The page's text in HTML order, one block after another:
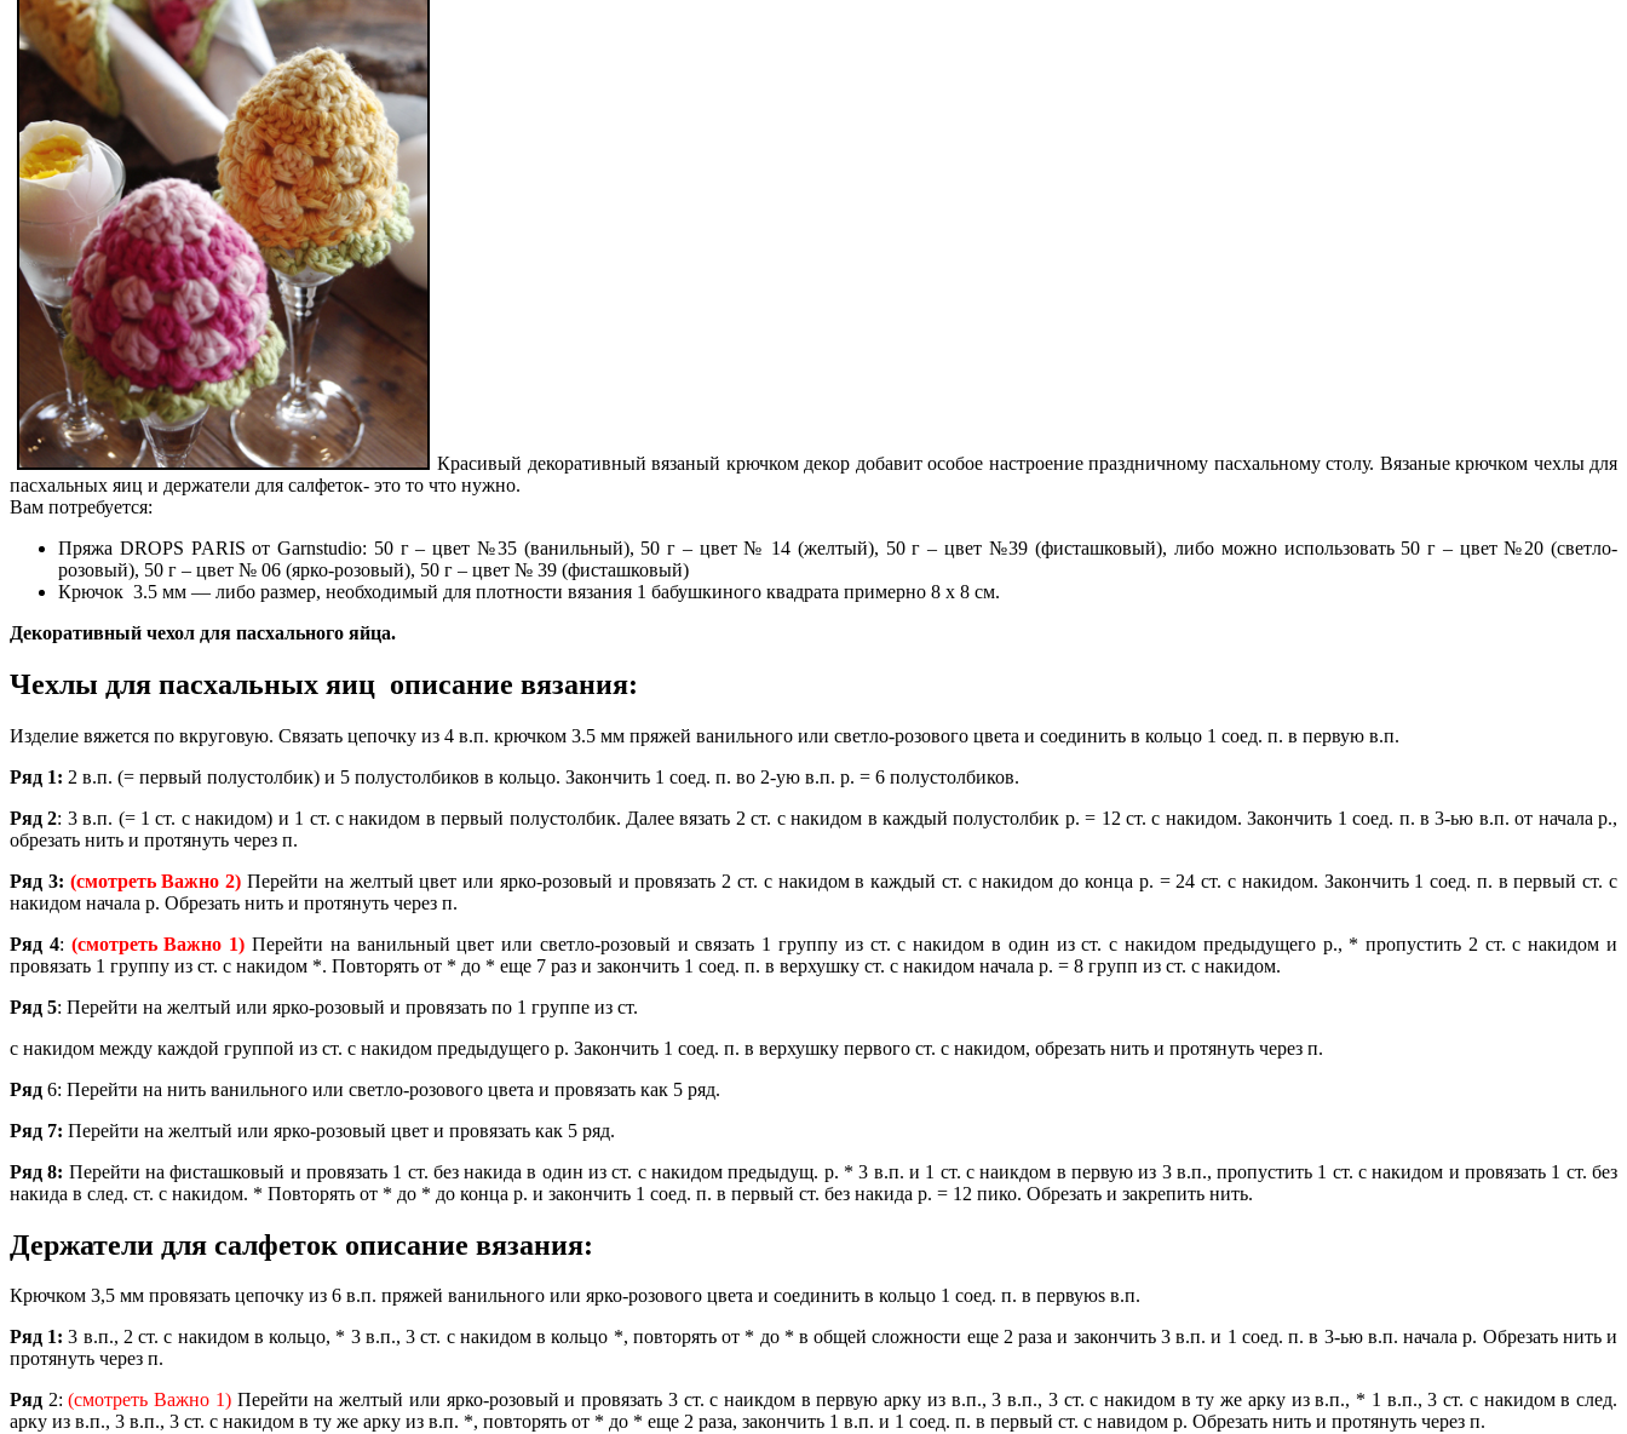
Красивый декоративный вязаный крючком декор добавит особое настроение праздничному пасхальному столу. Вязаные крючком чехлы для
пасхальных яиц и держатели для салфеток- это то что нужно.
Вам потребуется:
Пряжа DROPS PARIS от Garnstudio: 50 г – цвет №35 (ванильный), 50 г – цвет № 14 (желтый), 50 г – цвет №39 (фисташковый), либо можно использовать 50 г – цвет №20 (светло-
розовый), 50 г – цвет № 06 (ярко-розовый), 50 г – цвет № 39 (фисташковый)
Крючок 3.5 мм — либо размер, необходимый для плотности вязания 1 бабушкиного квадрата примерно 8 x 8 см.
Декоративный чехол для пасхального яйца.
Чехлы для пасхальных яиц описание вязания:
Изделие вяжется по вкруговую. Связать цепочку из 4 в.п. крючком 3.5 мм пряжей ванильного или светло-розового цвета и соединить в кольцо 1 соед. п. в первую в.п.
Ряд 1: 2 в.п. (= первый полустолбик) и 5 полустолбиков в кольцо. Закончить 1 соед. п. во 2-ую в.п. р. = 6 полустолбиков.
Ряд 2: 3 в.п. (= 1 ст. с накидом) и 1 ст. с накидом в первый полустолбик. Далее вязать 2 ст. с накидом в каждый полустолбик р. = 12 ст. с накидом. Закончить 1 соед. п. в 3-ью в.п. от начала р.,
обрезать нить и протянуть через п.
Ряд 3: (смотреть Важно 2) Перейти на желтый цвет или ярко-розовый и провязать 2 ст. с накидом в каждый ст. с накидом до конца р. = 24 ст. с накидом. Закончить 1 соед. п. в первый ст. с
накидом начала р. Обрезать нить и протянуть через п.
Ряд 4: (смотреть Важно 1) Перейти на ванильный цвет или светло-розовый и связать 1 группу из ст. с накидом в один из ст. с накидом предыдущего р., * пропустить 2 ст. с накидом и
провязать 1 группу из ст. с накидом *. Повторять от * до * еще 7 раз и закончить 1 соед. п. в верхушку ст. с накидом начала р. = 8 групп из ст. с накидом.
Ряд 5: Перейти на желтый или ярко-розовый и провязать по 1 группе из ст.
с накидом между каждой группой из ст. с накидом предыдущего р. Закончить 1 соед. п. в верхушку первого ст. с накидом, обрезать нить и протянуть через п.
Ряд 6: Перейти на нить ванильного или светло-розового цвета и провязать как 5 ряд.
Ряд 7: Перейти на желтый или ярко-розовый цвет и провязать как 5 ряд.
Ряд 8: Перейти на фисташковый и провязать 1 ст. без накида в один из ст. с накидом предыдущ. р. * 3 в.п. и 1 ст. с наикдом в первую из 3 в.п., пропустить 1 ст. с накидом и провязать 1 ст. без
накида в след. ст. с накидом. * Повторять от * до * до конца р. и закончить 1 соед. п. в первый ст. без накида р. = 12 пико. Обрезать и закрепить нить.
Держатели для салфеток описание вязания:
Крючком 3,5 мм провязать цепочку из 6 в.п. пряжей ванильного или ярко-розового цвета и соединить в кольцо 1 соед. п. в первуюs в.п.
Ряд 1: 3 в.п., 2 ст. с накидом в кольцо, * 3 в.п., 3 ст. с накидом в кольцо *, повторять от * до * в общей сложности еще 2 раза и закончить 3 в.п. и 1 соед. п. в 3-ью в.п. начала р. Обрезать нить и
протянуть через п.
Ряд 2:(смотреть Важно 1)Перейти на желтый или ярко-розовый и провязать 3 ст. с наикдом в первую арку из в.п., 3 в.п., 3 ст. с накидом в ту же арку из в.п., * 1 в.п., 3 ст. с накидом в след.
арку из в.п., 3 в.п., 3 ст. с накидом в ту же арку из в.п. *, повторять от * до * еще 2 раза, закончить 1 в.п. и 1 соед. п. в первый ст. с навидом р. Обрезать нить и протянуть через п.